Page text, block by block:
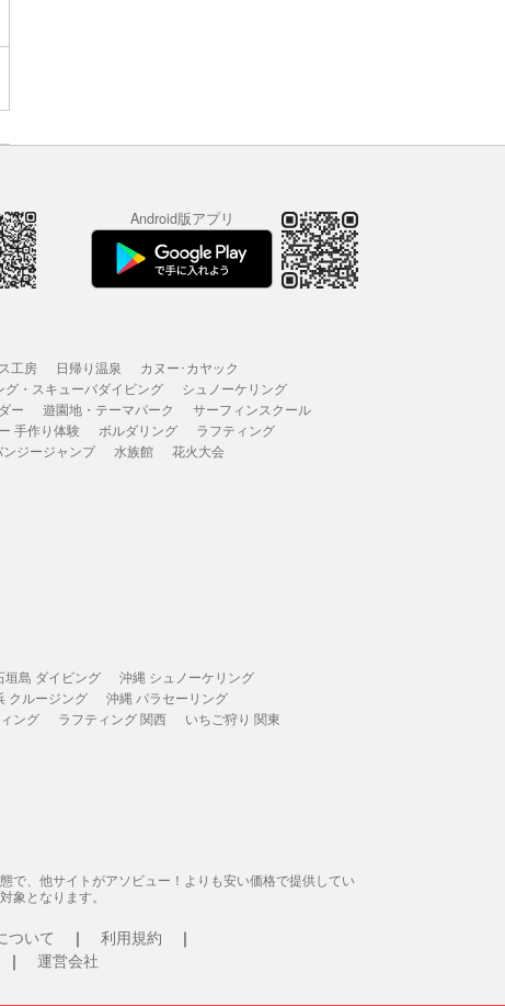
Android版アプリ
工房 日帰り温泉
カヌー･カヤック
グ・スキューバダイビング
シュノーケリング
ー 遊園地・テーマパーク
サーフィンスクール
手作り体験 ボルダリング
ラフティング
ンジージャンプ 水族館 花火大会
垣島 ダイビング
沖縄 シュノーケリング
クルージング
沖縄 パラセーリング
ング ラフティング 関西
いちご狩り 関東
で、他サイトがアソビュー！よりも安い価格で提供してい
となります。
ついて
利用規約
運営会社